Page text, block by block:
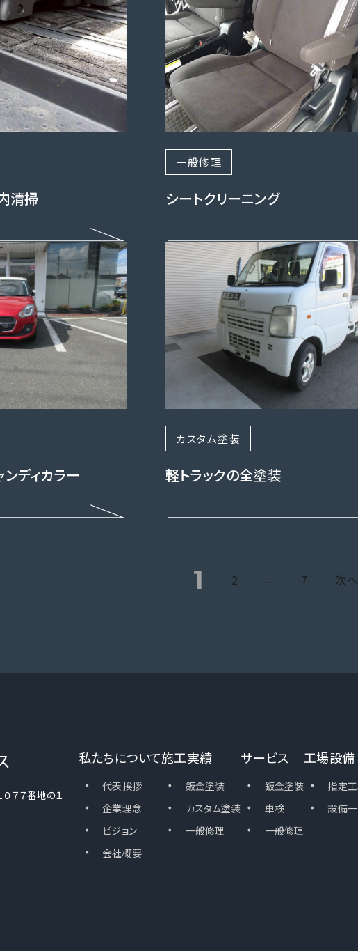
清掃
一般修理
シートクリーニング
ディカラー
カスタム塗装
軽トラックの全塗装
1 2 … 7 次
７７番地の１
私たちについて
・ 代表挨拶
・ 企業理念
・ ビジョン
・ 会社概要
施工実績
・ 鈑金塗装
・ カスタム塗装
・ 一般修理
サービス
・ 鈑金塗装
・ 車検
・ 一般修理
工場設備
・ 指定
・ 設備